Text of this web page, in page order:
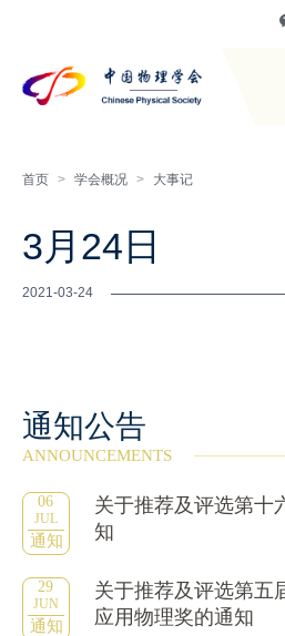
首页 > 学会概况 > 大事记
3月24日
2021-03-24
通知公告
ANNOUNCEMENTS
06
JUL
通知
关于推荐及评选第十
知
29
JUN
通知
关于推荐及评选第五
应用物理奖的通知